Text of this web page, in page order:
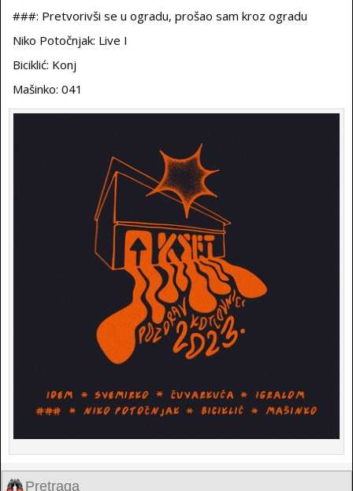
###: Pretvorivši se u ogradu, prošao sam kroz ogradu
Niko Potočnjak: Live I
Biciklić: Konj
Mašinko: 041